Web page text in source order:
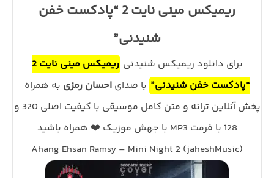
ریمیکس مینی نایت 2 “پادکست خفن
شنیدنی”
برای دانلود ریمیکس شنیدنی
ریمیکس مینی نایت 2
“پادکست خفن شنیدنی” با صدایاحسان رمزی به همراه
پخش آنلاین ترانه و متن کامل موسیقی با کیفیت اصلی 320 و
128 با فرمت MP3 با جهش موزیک ❤️ همراه باشید
Ahang Ehsan Ramsy – Mini Night 2 (jaheshMusic)